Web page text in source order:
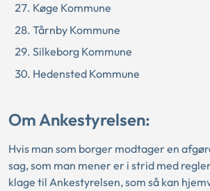
Køge Kommune
Tårnby Kommune
Silkeborg Kommune
Hedensted Kommune
Om Ankestyrelsen:
Hvis man som borger modtager en
sag, som man mener er i strid med
klage til Ankestyrelsen, som så kan